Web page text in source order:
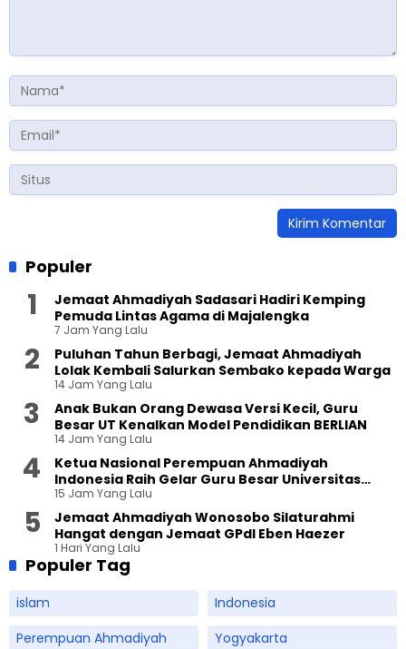
Populer
Jemaat Ahmadiyah Sadasari Hadiri Kemping
Pemuda Lintas Agama di Majalengka
7 Jam Yang Lalu
Puluhan Tahun Berbagi, Jemaat Ahmadiyah
Lolak Kembali Salurkan Sembako kepada Warga
14 Jam Yang Lalu
Anak Bukan Orang Dewasa Versi Kecil, Guru
Besar UT Kenalkan Model Pendidikan BERLIAN
14 Jam Yang Lalu
Ketua Nasional Perempuan Ahmadiyah
Indonesia Raih Gelar Guru Besar Universitas
Terbuka
15 Jam Yang Lalu
Jemaat Ahmadiyah Wonosobo Silaturahmi
Hangat dengan Jemaat GPdI Eben Haezer
1 Hari Yang Lalu
Populer Tag
islam
Indonesia
Perempuan Ahmadiyah
Yogyakarta